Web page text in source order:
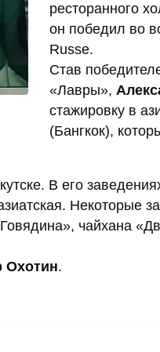
ресторанного
он победил во
Russe.
Став
«Лавры»,
стажировку в
(Бангкок),
В его
Некоторые
чайхана
Охотин.